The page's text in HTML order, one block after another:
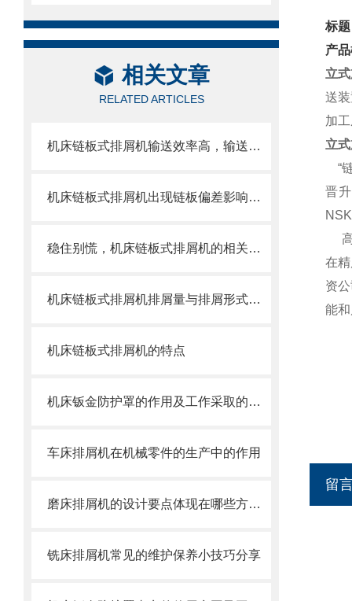
相关文章
RELATED ARTICLES
机床链板式排屑机输送效率高，输送速度选择范围大
机床链板式排屑机出现链板偏差影响效率了怎么办？
稳住别慌，机床链板式排屑机的相关信息马上来
机床链板式排屑机排屑量与排屑形式有很大关系
机床链板式排屑机的特点
机床钣金防护罩的作用及工作采取的方法
车床排屑机在机械零件的生产中的作用
磨床排屑机的设计要点体现在哪些方面？
铣床排屑机常见的维护保养小技巧分享
标
产
立
送
加
立
“
晋
高
在
资
能
留